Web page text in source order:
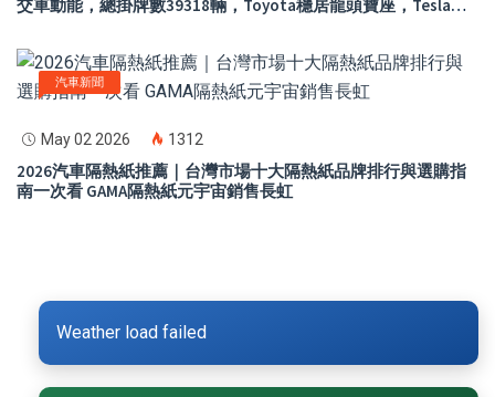
交車動能，總掛牌數39318輛，Toyota穩居龍頭寶座，Tesla交
汽車新聞
May 02 2026 1312
2026汽車隔熱紙推薦｜台灣市場十大隔熱紙品牌排行與選購指
南一次看 GAMA隔熱紙元宇宙銷售長虹
Weather load failed